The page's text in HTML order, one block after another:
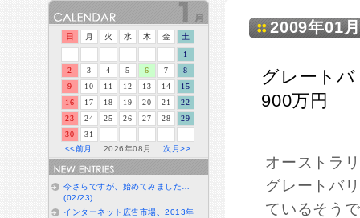
2009年01
グレート
900万円
オーストラ
グレートバ
ているそう
日 月 火 水 木 金
土
1
2
3 4 5 6 7
8
9
10 11 12 13 14
15
16
17 18 19 20 21
22
23
24 25 26 27 28
29
30
31
<<前月
2026年08月次月>>
今さらですが、始めてみました…
(02/23)
インターネット広告市場、2013年